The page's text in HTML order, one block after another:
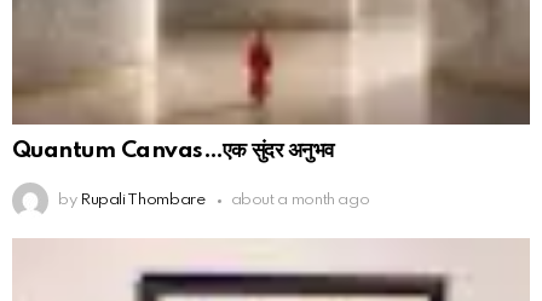
Quantum Canvas…एक सुंदर अनुभव
by Rupali Thombare about a month ago